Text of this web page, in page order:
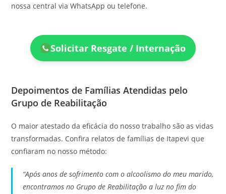
nossa central via WhatsApp ou telefone.
Solicitar Resgate / Internação
Depoimentos de Famílias Atendidas pelo
Grupo de Reabilitação
O maior atestado da eficácia do nosso trabalho são as vidas
transformadas. Confira relatos de famílias de Itapevi que
confiaram no nosso método:
“Após anos de sofrimento com o alcoolismo do meu marido,
encontramos no Grupo de Reabilitação a luz no fim do